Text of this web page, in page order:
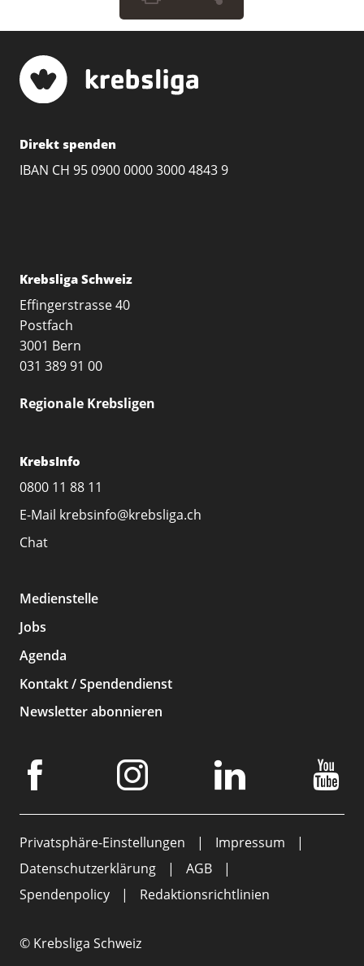
Direkt spenden
IBAN CH 95 0900 0000 3000 4843 9
Krebsliga Schweiz
Effingerstrasse 40
Postfach
3001 Bern
031 389 91 00
Regionale Krebsligen
KrebsInfo
0800 11 88 11
E-Mail krebsinfo@krebsliga.ch
Chat
Medienstelle
Jobs
Agenda
Kontakt / Spendendienst
Newsletter abonnieren
Privatsphäre-Einstellungen
Impressum
Datenschutzerklärung
AGB
Spendenpolicy
Redaktionsrichtlinien
© Krebsliga Schweiz